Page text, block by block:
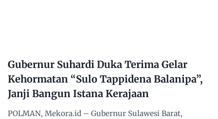
Gubernur Suhardi Duka Terima Gelar
Kehormatan “Sulo Tappidena Balanipa”,
Janji Bangun Istana Kerajaan
POLMAN, Mekora.id – Gubernur Sulawesi Barat,